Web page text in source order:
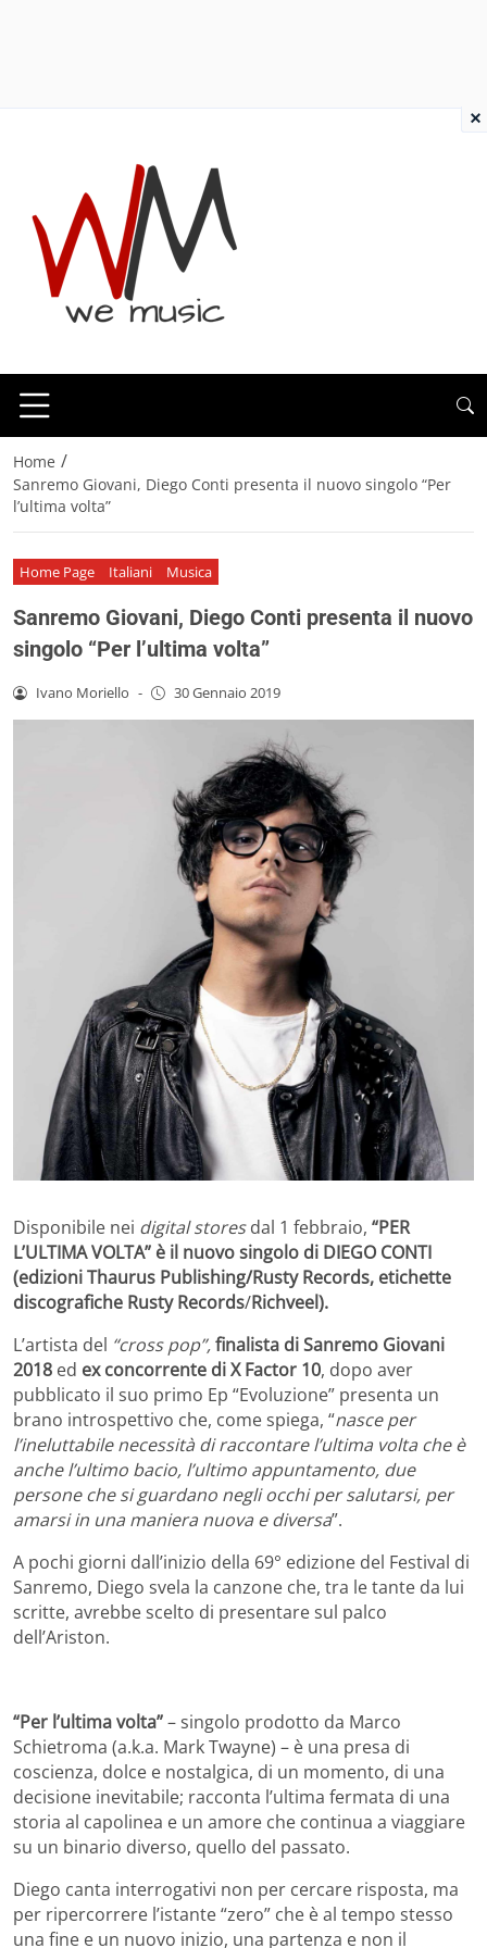
Home /
Sanremo Giovani, Diego Conti presenta il nuovo singolo “Per
l’ultima volta”
Home Page Italiani Musica
Sanremo Giovani, Diego Conti presenta il nuovo
singolo “Per l’ultima volta”
Ivano Moriello - 30 Gennaio 2019
Disponibile nei digital storesdal 1 febbraio, “PER
L’ULTIMA VOLTA” è il nuovo singolo di DIEGO CONTI
(edizioni Thaurus Publishing/Rusty Records, etichette
discografiche Rusty Records/Richveel).
L’artista del “cross pop”,finalista di Sanremo Giovani
2018 ed ex concorrente di X Factor 10, dopo aver
pubblicato il suo primo Ep “Evoluzione” presenta un
brano introspettivo che, come spiega, “nasce per
l’ineluttabile necessità di raccontare l’ultima volta che è
anche l’ultimo bacio, l’ultimo appuntamento, due
persone che si guardano negli occhi per salutarsi, per
amarsi in una maniera nuova e diversa”.
A pochi giorni dall’inizio della 69° edizione del Festival di
Sanremo, Diego svela la canzone che, tra le tante da lui
scritte, avrebbe scelto di presentare sul palco
dell’Ariston.
“Per l’ultima volta”– singolo prodotto da Marco
Schietroma (a.k.a. Mark Twayne) – è una presa di
coscienza, dolce e nostalgica, di un momento, di una
decisione inevitabile; racconta l’ultima fermata di una
storia al capolinea e un amore che continua a viaggiare
su un binario diverso, quello del passato.
Diego canta interrogativi non per cercare risposta, ma
per ripercorrere l’istante “zero” che è al tempo stesso
una fine e un nuovo inizio, una partenza e non il
×